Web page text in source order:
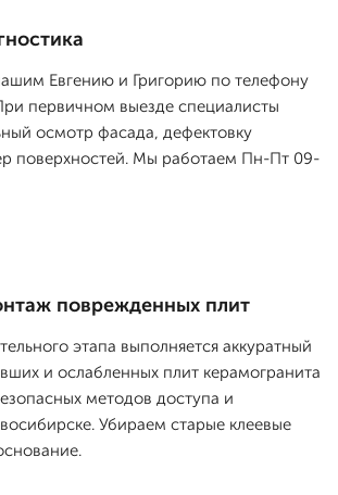
Евгению и Григорию по телефону
первичном выезде специалисты
осмотр фасада, дефектовку
поверхностей. Мы работаем Пн-Пт 09-
поврежденных плит
этапа выполняется аккуратный
и ослабленных плит керамогранита
методов доступа и
Убираем старые клеевые